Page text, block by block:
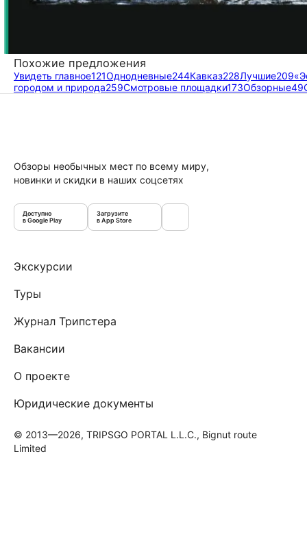
Похожие предложения
Увидеть главное121Однодневные244Кавказ228Лучшие209
городом и природа259Смотровые площадки173Обзорные49
Обзоры необычных мест по всему миру,
новинки и скидки в наших соцсетях
Доступно
в Google Play
Загрузите
в App Store
Экскурсии
Туры
Журнал Трипстера
Вакансии
О проекте
Юридические документы
© 2013—2026, TRIPSGO PORTAL L.L.C., Bignut route
Limited